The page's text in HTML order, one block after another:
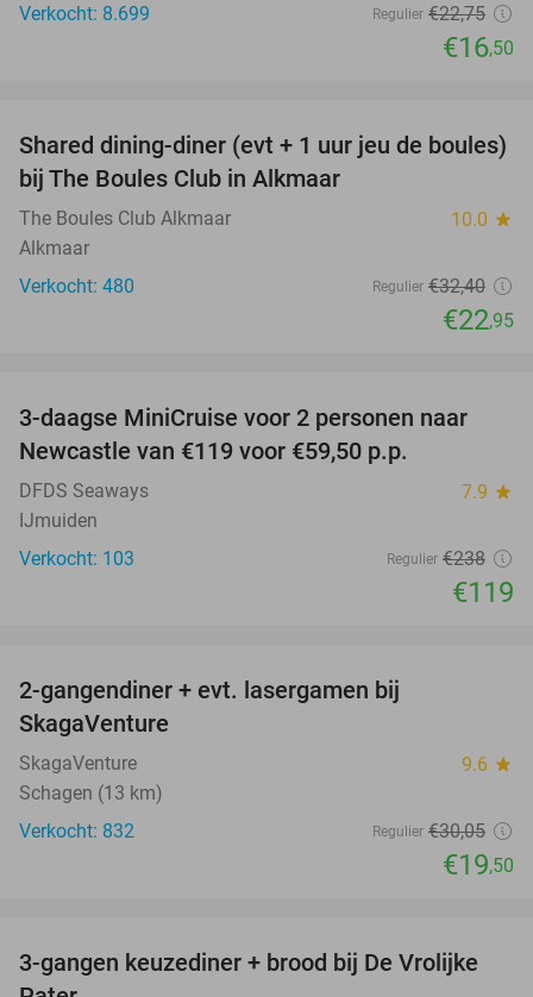
Verkocht: 8.699
Regulier €22,75
€16,50
29%
Shared dining-diner (evt + 1 uur jeu de boules)
bij The Boules Club in Alkmaar
The Boules Club Alkmaar 10.0 star
Alkmaar
Verkocht: 480
Regulier €32,40
€22,95
50%
3-daagse MiniCruise voor 2 personen naar
Newcastle van €119 voor €59,50 p.p.
DFDS Seaways 7.9 star
IJmuiden
Verkocht: 103
Regulier €238
€119
2-gangendiner + evt. lasergamen bij
SkagaVenture
SkagaVenture 9.6 star
Schagen (13 km)
Verkocht: 832
Regulier €30,05
€19,50
41%
3-gangen keuzediner + brood bij De Vrolijke